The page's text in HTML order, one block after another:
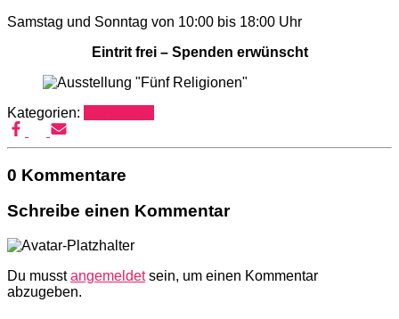
Samstag und Sonntag von 10:00 bis 18:00 Uhr
Eintrit frei – Spenden erwünscht
Kategorien:
0 Kommentare
Schreibe einen Kommentar
Du musstangemeldetsein, um einen Kommentar
abzugeben.